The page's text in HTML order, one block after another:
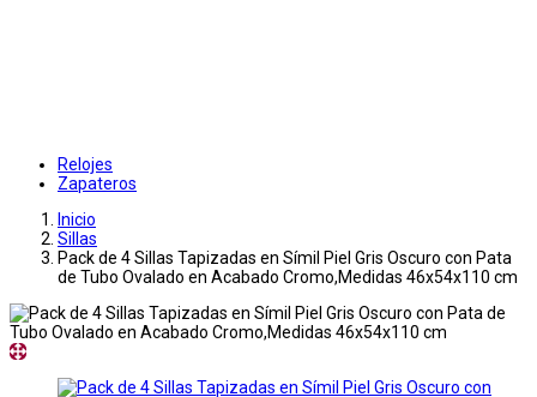
Relojes
Zapateros
Inicio
Sillas
Pack de 4 Sillas Tapizadas en Símil Piel Gris Oscuro con Pata
de Tubo Ovalado en Acabado Cromo,Medidas 46x54x110 cm